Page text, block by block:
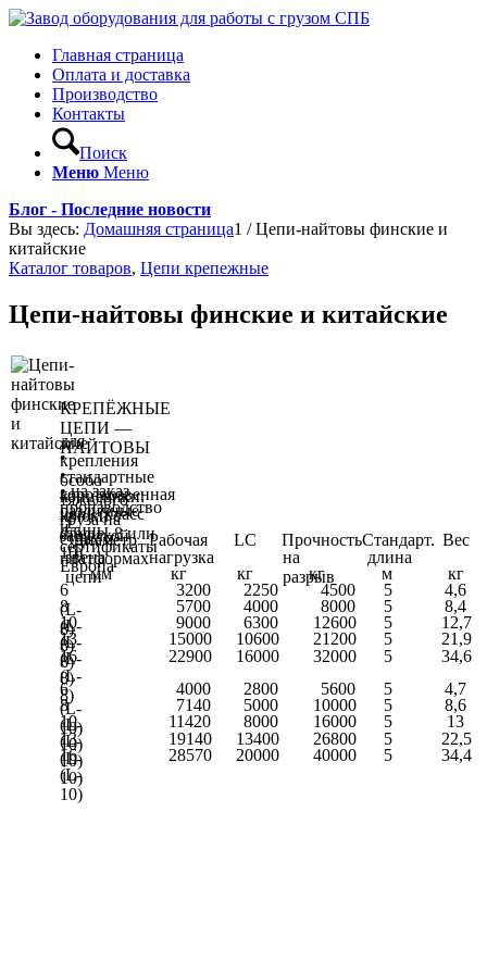
Главная страница
Оплата и доставка
Производство
Контакты
Поиск
Меню Меню
Блог - Последние новости
Вы здесь: Домашняя страница1 / Цепи-найтовы финские и
китайские
Каталог товаров, Цепи крепежные
Цепи-найтовы финские и китайские
КРЕПЁЖНЫЕ
ЦЕПИ —
НАЙТОВЫ
для
крепления
особо
тяжелого
груза на
судах и
платформах
•
стандартные
концевики:
крюки с
защелкой
•
короткозвенная
цепь (класс
стали –8 или
10)
• на заказ
различные
длины
производство
и
сертификаты
Европа
Диаметр Рабочая LС ПрочностьСтандарт. Вес
звена
цепи
нагрузка
на
разрыв
длина
мм
кг кг кг м
кг
6
(L-
8)
3200 2250 4500 5
4,6
8
(L-
8)
5700 4000 8000 5
8,4
10
(L-
8)
9000 6300 12600 5
12,7
13
(L-
8)
15000 10600 21200 5
21,9
16
(L-
8)
22900 16000 32000 5
34,6
6
(L-
10)
4000 2800 5600 5
4,7
8
(L-
10)
7140 5000 10000 5
8,6
10
(L-
10)
11420 8000 16000 5
13
13
(L-
10)
19140 13400 26800 5
22,5
16
(L-
10)
28570 20000 40000 5 34,4